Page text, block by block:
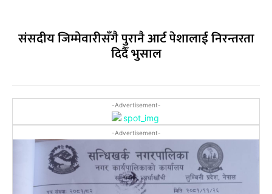
संसदीय जिम्मेवारीसँगै पुरानै आर्ट पेशालाई निरन्तरता
दिदैँ भुसाल
-Advertisement-
-Advertisement-